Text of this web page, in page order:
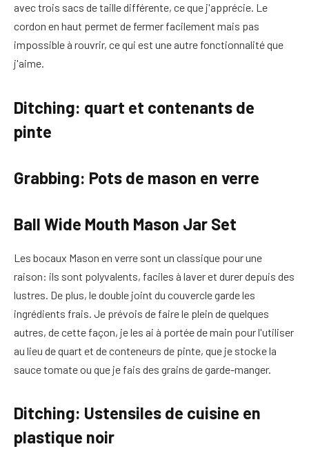
avec trois sacs de taille différente, ce que j'apprécie. Le
cordon en haut permet de fermer facilement mais pas
impossible à rouvrir, ce qui est une autre fonctionnalité que
j'aime.
Ditching: quart et contenants de
pinte
Grabbing: Pots de mason en verre
Ball Wide Mouth Mason Jar Set
Les bocaux Mason en verre sont un classique pour une
raison: ils sont polyvalents, faciles à laver et durer depuis des
lustres. De plus, le double joint du couvercle garde les
ingrédients frais. Je prévois de faire le plein de quelques
autres, de cette façon, je les ai à portée de main pour l'utiliser
au lieu de quart et de conteneurs de pinte, que je stocke la
sauce tomate ou que je fais des grains de garde-manger.
Ditching: Ustensiles de cuisine en
plastique noir